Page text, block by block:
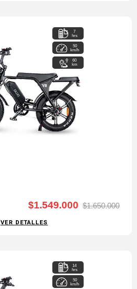
7
hrs
50
km/h
60
km
$1.549.000 $1.650.000
VER DETALLES
14
hrs
50
km/h